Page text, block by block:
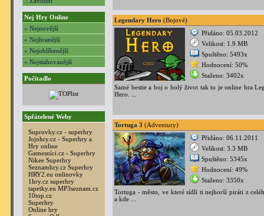
Nej Hry Online
» Nejnovější
» Nejhranější
» Nejoblíbenější
» Nejstahovanější
Počítadlo
Spřátelené Weby
Suprovky.cz - superhry
Jojohry.cz - Superhry a
Hry online
Gamesníci.cz - Superhry
Nikee Superhry
Seznamhry.cz Superhry
HRY2.eu onlinovky
1hry.cz superhry
tapetky.eu MP3seznam.cz
10top.cz
Superhry
Online hry
Legendary Hero (Bojové)
Přidáno: 05.03.2012
Velikost: 1.9 MB
Spuštěno: 5493x
Hodnocení: 50%
Staženo: 3402x
Samé bestie a boj o holý život tak to je online hra
Hero. ...
Tortuga 3 (Adventury)
Přidáno: 06.11.2011
Velikost: 3.3 MB
Spuštěno: 5345x
Hodnocení: 49%
Staženo: 3350x
Tortuga - město, ve které sídlí ti nejhorší piráti z
a kde ...